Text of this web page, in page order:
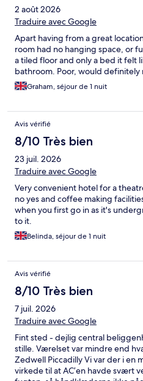
2 août 2026
Traduire avec Google
Apart having from a great
room had no hanging space, or
a tiled floor and only a bed it felt
bathroom. Poor, would definitely
Graham, séjour de 1 nuit
Avis vérifié
8/10 Très bien
23 juil. 2026
Traduire avec Google
Very convenient hotel for a
no yes and coffee making
when you first go in as it's
to it.
Belinda, séjour de 1 nuit
Avis vérifié
8/10 Très bien
7 juil. 2026
Traduire avec Google
Fint sted - dejlig central
stille. Værelset var mindre end
Zedwell Piccadilly Vi var der i en
virkede til at AC’en havde svært